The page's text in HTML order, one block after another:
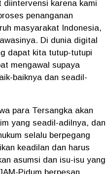
diintervensi karena kami
penanganan
masyarakat Indonesia,
Di dunia digital
dapat kita tutup-tutupi
mengawal supaya
baiknya dan seadil-
para Tersangka akan
yang seadil-adilnya, dan
selalu berpegang
keadilan dan harus
asumsi dan isu-isu yang